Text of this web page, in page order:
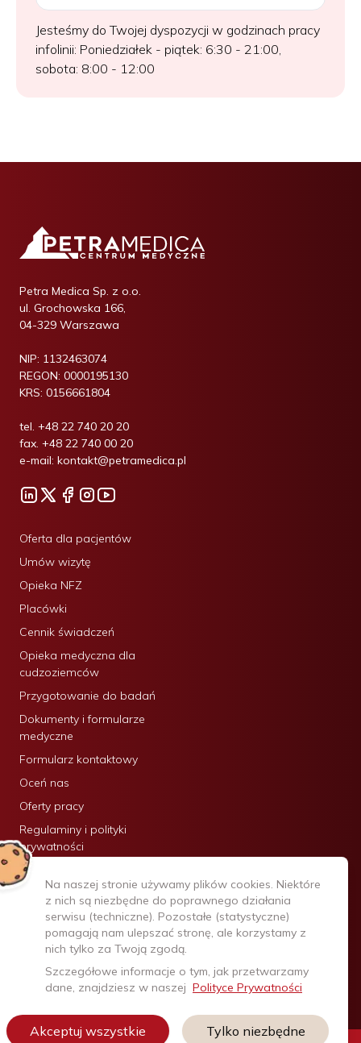
Jesteśmy do Twojej dyspozycji w godzinach pracy
infolinii: Poniedziałek - piątek: 6:30 - 21:00,
sobota: 8:00 - 12:00
Petra Medica Sp. z o.o.
ul. Grochowska 166,
04-329 Warszawa
NIP: 1132463074
REGON: 0000195130
KRS: 0156661804
tel. +48 22 740 20 20
fax. +48 22 740 00 20
e-mail: kontakt@petramedica.pl
Oferta dla pacjentów
Umów wizytę
Opieka NFZ
Placówki
Cennik świadczeń
Opieka medyczna dla
cudzoziemców
Przygotowanie do badań
Dokumenty i formularze
medyczne
Formularz kontaktowy
Oceń nas
Oferty pracy
Regulaminy i polityki
prywatności
Certyfikaty:
Na naszej stronie używamy plików cookies. Niektóre
z nich są niezbędne do poprawnego działania
serwisu (techniczne). Pozostałe (statystyczne)
pomagają nam ulepszać stronę, ale korzystamy z
nich tylko za Twoją zgodą.
Szczegółowe informacje o tym, jak przetwarzamy
dane, znajdziesz w naszej Polityce Prywatności
Akceptuj wszystkie Tylko niezbędne